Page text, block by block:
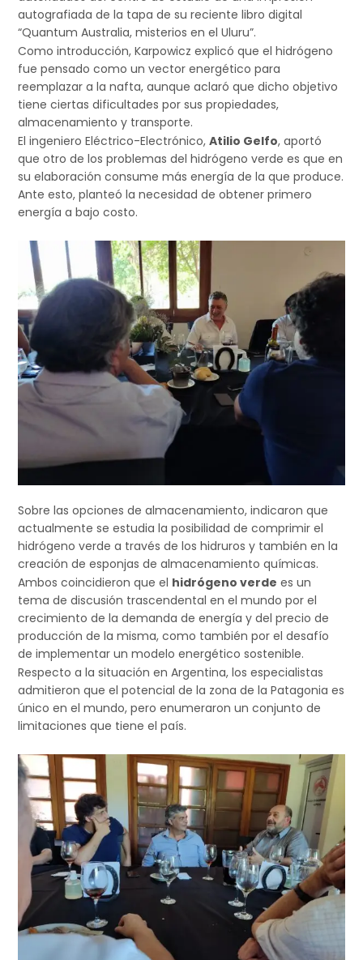
autografiada de la tapa de su reciente libro digital
“Quantum Australia, misterios en el Uluru”.
Como introducción, Karpowicz explicó que el hidrógeno
fue pensado como un vector energético para
reemplazar a la nafta, aunque aclaró que dicho objetivo
tiene ciertas dificultades por sus propiedades,
almacenamiento y transporte.
El ingeniero Eléctrico-Electrónico,Atilio Gelfo, aportó
que otro de los problemas del hidrógeno verde es que en
su elaboración consume más energía de la que produce.
Ante esto, planteó la necesidad de obtener primero
energía a bajo costo.
Sobre las opciones de almacenamiento, indicaron que
actualmente se estudia la posibilidad de comprimir el
hidrógeno verde a través de los hidruros y también en la
creación de esponjas de almacenamiento químicas.
Ambos coincidieron que el hidrógeno verde es un
tema de discusión trascendental en el mundo por el
crecimiento de la demanda de energía y del precio de
producción de la misma, como también por el desafío
de implementar un modelo energético sostenible.
Respecto a la situación en Argentina, los especialistas
admitieron que el potencial de la zona de la Patagonia es
único en el mundo, pero enumeraron un conjunto de
limitaciones que tiene el país.